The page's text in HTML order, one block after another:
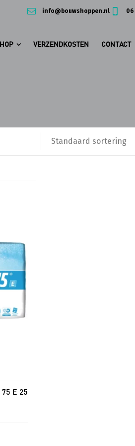
info@bouwshoppen.nl 06
VERZENDKOSTEN CONTACT
Standaard sortering
E 25